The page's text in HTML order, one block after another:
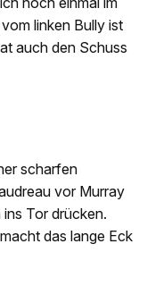
linken Bully ist
auch den Schuss
scharfen
vor Murray
Tor drücken.
das lange Eck